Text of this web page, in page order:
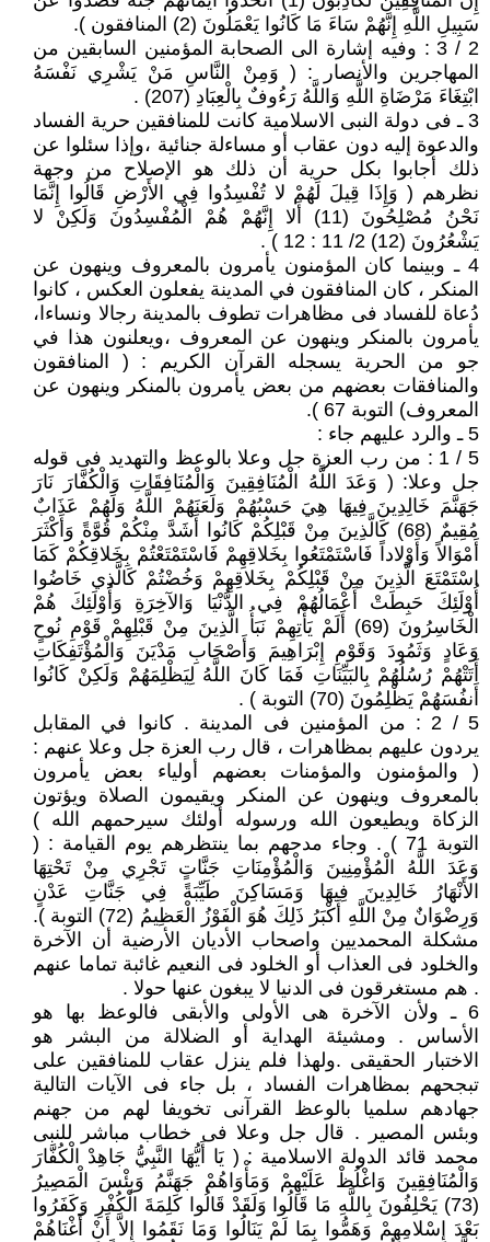
سَبِيلِ اللَّهِ إِنَّهُمْ سَاءَ مَا كَانُوا يَعْمَلُونَ (2) المنافقون ).
2 / 3 : وفيه إشارة الى الصحابة المؤمنين السابقين من
المهاجرين والأنصار : ( وَمِنْ النَّاسِ مَنْ يَشْرِي نَفْسَهُ
ابْتِغَاءَ مَرْضَاةِ اللَّهِ وَاللَّهُ رَءُوفٌ بِالْعِبَادِ (207) .
3 ـ فى دولة النبى الاسلامية كانت للمنافقين حرية الفساد
والدعوة إليه دون عقاب أو مساءلة جنائية ،وإذا سئلوا عن
ذلك أجابوا بكل حرية أن ذلك هو الإصلاح من وجهة
نظرهم ( وَإِذَا قِيلَ لَهُمْ لا تُفْسِدُوا فِي الأَرْضِ قَالُوا إِنَّمَا
نَحْنُ مُصْلِحُونَ (11) أَلا إِنَّهُمْ هُمْ الْمُفْسِدُونَ وَلَكِنْ لا
يَشْعُرُونَ (12) 2/ 11 : 12 ) .
4 ـ وبينما كان المؤمنون يأمرون بالمعروف وينهون عن
المنكر ، كان المنافقون في المدينة يفعلون العكس ، كانوا
دُعاة للفساد فى مظاهرات تطوف بالمدينة رجالا ونساءا،
يأمرون بالمنكر وينهون عن المعروف ،ويعلنون هذا في
جو من الحرية يسجله القرآن الكريم : ( المنافقون
والمنافقات بعضهم من بعض يأمرون بالمنكر وينهون عن
المعروف) التوبة 67 ).
5 ـ والرد عليهم جاء :
5 / 1 : من رب العزة جل وعلا بالوعظ والتهديد فى قوله
جل وعلا: ( وَعَدَ اللَّهُ الْمُنَافِقِينَ وَالْمُنَافِقَاتِ وَالْكُفَّارَ نَارَ
جَهَنَّمَ خَالِدِينَ فِيهَا هِيَ حَسْبُهُمْ وَلَعَنَهُمْ اللَّهُ وَلَهُمْ عَذَابٌ
مُقِيمٌ (68) كَالَّذِينَ مِنْ قَبْلِكُمْ كَانُوا أَشَدَّ مِنْكُمْ قُوَّةً وَأَكْثَرَ
أَمْوَالاً وَأَوْلاداً فَاسْتَمْتَعُوا بِخَلاقِهِمْ فَاسْتَمْتَعْتُمْ بِخَلاقِكُمْ كَمَا
اسْتَمْتَعَ الَّذِينَ مِنْ قَبْلِكُمْ بِخَلاقِهِمْ وَخُضْتُمْ كَالَّذِي خَاضُوا
أُوْلَئِكَ حَبِطَتْ أَعْمَالُهُمْ فِي الدُّنْيَا وَالآخِرَةِ وَأُوْلَئِكَ هُمْ
الْخَاسِرُونَ (69) أَلَمْ يَأْتِهِمْ نَبَأُ الَّذِينَ مِنْ قَبْلِهِمْ قَوْمِ نُوحٍ
وَعَادٍ وَثَمُودَ وَقَوْمِ إِبْرَاهِيمَ وَأَصْحَابِ مَدْيَنَ وَالْمُؤْتَفِكَاتِ
أَتَتْهُمْ رُسُلُهُمْ بِالبَيِّنَاتِ فَمَا كَانَ اللَّهُ لِيَظْلِمَهُمْ وَلَكِنْ كَانُوا
أَنفُسَهُمْ يَظْلِمُونَ (70) التوبة ) .
5 / 2 : من المؤمنين فى المدينة . كانوا في المقابل
يردون عليهم بمظاهرات ، قال رب العزة جل وعلا عنهم :
( والمؤمنون والمؤمنات بعضهم أولياء بعض يأمرون
بالمعروف وينهون عن المنكر ويقيمون الصلاة ويؤتون
الزكاة ويطيعون الله ورسوله أولئك سيرحمهم الله )
التوبة 71 ) . وجاء مدحهم بما ينتظرهم يوم القيامة : (
وَعَدَ اللَّهُ الْمُؤْمِنِينَ وَالْمُؤْمِنَاتِ جَنَّاتٍ تَجْرِي مِنْ تَحْتِهَا
الأَنْهَارُ خَالِدِينَ فِيهَا وَمَسَاكِنَ طَيِّبَةً فِي جَنَّاتِ عَدْنٍ
وَرِضْوَانٌ مِنْ اللَّهِ أَكْبَرُ ذَلِكَ هُوَ الْفَوْزُ الْعَظِيمُ (72) التوبة ).
مشكلة المحمديين واصحاب الأديان الأرضية أن الآخرة
والخلود فى العذاب أو الخلود فى النعيم غائبة تماما عنهم
. هم مستغرقون فى الدنيا لا يبغون عنها حولا .
6 ـ ولأن الآخرة هى الأولى والأبقى فالوعظ بها هو
الأساس . ومشيئة الهداية أو الضلالة من البشر هو
الاختبار الحقيقى .ولهذا فلم ينزل عقاب للمنافقين على
تبجحهم بمظاهرات الفساد ، بل جاء فى الآيات التالية
جهادهم سلميا بالوعظ القرآنى تخويفا لهم من جهنم
وبئس المصير . قال جل وعلا فى خطاب مباشر للنبى
محمد قائد الدولة الاسلامية : ( يَا أَيُّهَا النَّبِيُّ جَاهِدْ الْكُفَّارَ
وَالْمُنَافِقِينَ وَاغْلُظْ عَلَيْهِمْ وَمَأْوَاهُمْ جَهَنَّمُ وَبِئْسَ الْمَصِيرُ
(73) يَحْلِفُونَ بِاللَّهِ مَا قَالُوا وَلَقَدْ قَالُوا كَلِمَةَ الْكُفْرِ وَكَفَرُوا
بَعْدَ إِسْلامِهِمْ وَهَمُّوا بِمَا لَمْ يَنَالُوا وَمَا نَقَمُوا إِلاَّ أَنْ أَغْنَاهُمْ